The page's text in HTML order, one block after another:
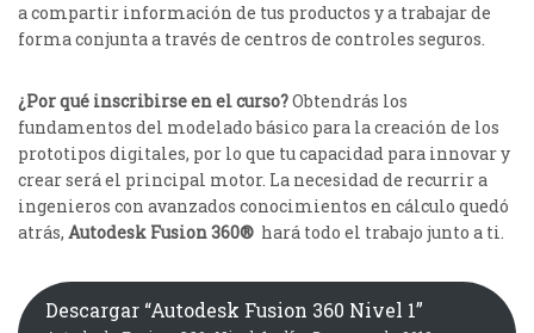
a compartir información de tus productos y a trabajar de
forma conjunta a través de centros de controles seguros.
¿Por qué inscribirse en el curso?Obtendrás los
fundamentos del modelado básico para la creación de los
prototipos digitales, por lo que tu capacidad para innovar y
crear será el principal motor. La necesidad de recurrir a
ingenieros con avanzados conocimientos en cálculo quedó
atrás, Autodesk Fusion 360® hará todo el trabajo junto a ti.
Descargar “Autodesk Fusion 360 Nivel 1”